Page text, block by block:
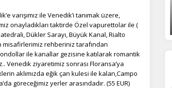
uygun reklamlar göstermek için kullanılır.
görmeye devam edersiniz, ancak daha az
varışımız ile Venedik’i tanımak üzere,
onayladıkları taktirde Özel vapurettolar ile (
Dükler Sarayı, Büyük Kanal, Rialto
misafirlerimiz rehberiniz tarafından
ile kanallar gezisine katılarak romantik
Venedik ziyaretimiz sonrası Floransa’ya
aklımızda eğik çan kulesi ile kalan,Campo
göreceğimiz yerler arasındadır. (55 EUR)